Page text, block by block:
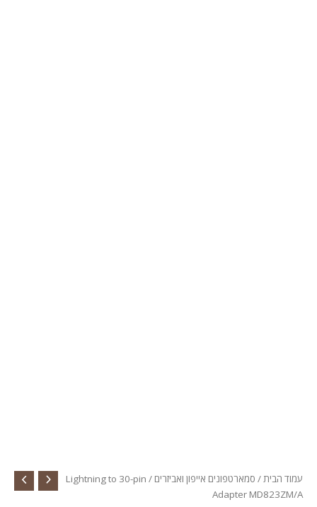
עמוד הבית/ סמארטפונים אייפון ואביזרים
/ Lightning to 30-pin
Adapter MD823ZM/A